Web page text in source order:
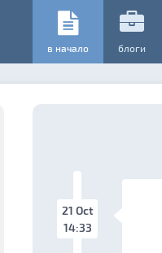
в начало блоги
21 Oct
14:33